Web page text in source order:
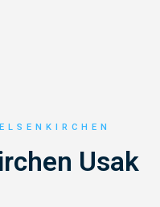
Usak